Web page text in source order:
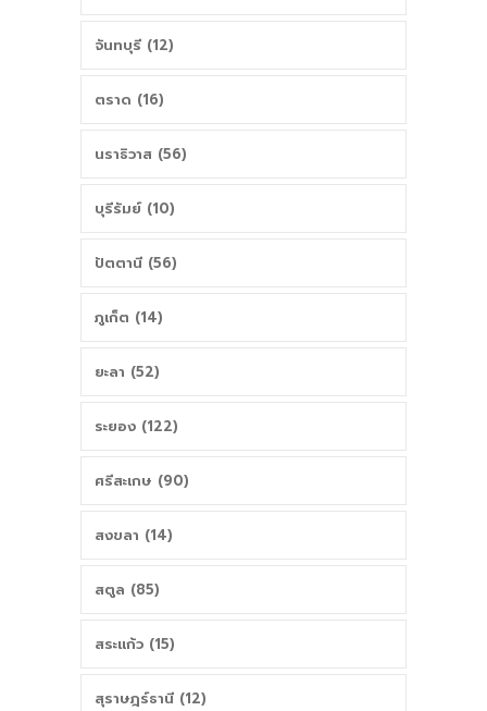
จันทบุรี (12)
ตราด (16)
นราธิวาส (56)
บุรีรัมย์ (10)
ปัตตานี (56)
ภูเก็ต (14)
ยะลา (52)
ระยอง (122)
ศรีสะเกษ (90)
สงขลา (14)
สตูล (85)
สระแก้ว (15)
สุราษฎร์ธานี (12)